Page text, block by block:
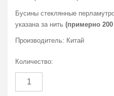
Бусины стеклянные
указана за нить (примерно
Производитель: Китай
Количество: